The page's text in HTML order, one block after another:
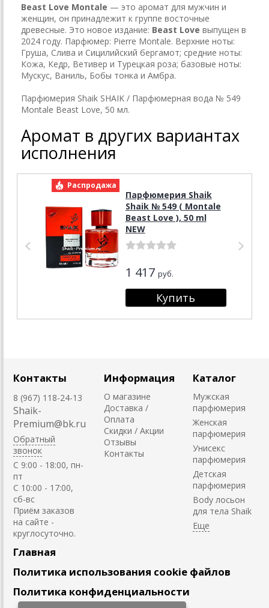
Beast Love Montale — это аромат для мужчин и
женщин, он принадлежит к группе восточные
древесные. Это новое издание: Beast Love выпущен в
2024 году. Парфюмер: Pierre Montale. Верхние ноты:
Груша, Слива и Сицилийский бергамот; средние ноты:
Кожа, Кедр, Ветивер и Турецкая роза; базовые ноты:
Мускус, Ваниль, Бобы тонка и Амбра.
Парфюмерия Shaik SHAIK / Парфюмерная вода № 549
Montale Beast Love, 50 мл.
Аромат в других вариантах
исполнения
Распродажа
Парфюмерия Shaik
Shaik № 549 ( Montale
Beast Love ), 50 ml
NEW
1 417 руб.
Контакты
8 (967) 118-24-13
Shaik-
Premium@bk.ru
Обратный
звонок
C 9:00 - 18:00, пн-
пт
С 10:00 - 17:00,
сб-вс
Приём заказов
на сайте -
круглосуточно.
Информация
О магазине
Доставка /
Оплата
Скидки / Акции
Отзывы
Контакты
Каталог
Мужская
парфюмерия
Женская
парфюмерия
Унисекс
парфюмерия
Детская
парфюмерия
Body лосьон
для тела Shaik
Главная
Политика использования cookie файлов
Политика конфиденциальности